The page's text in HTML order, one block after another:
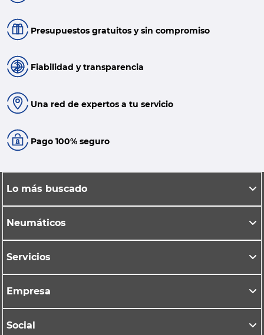
Presupuestos gratuitos y sin compromiso
Fiabilidad y transparencia
Una red de expertos a tu servicio
Pago 100% seguro
Lo más buscado
Neumáticos
Servicios
Empresa
Social